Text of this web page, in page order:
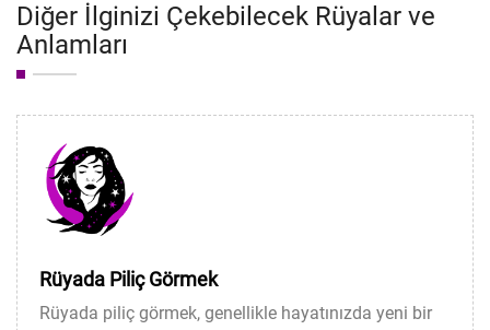
Diğer İlginizi Çekebilecek Rüyalar ve
Anlamları
Rüyada Piliç Görmek
Rüyada piliç görmek, genellikle hayatınızda yeni bir